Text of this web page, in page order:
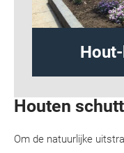
Houten
Om de natuurlijke